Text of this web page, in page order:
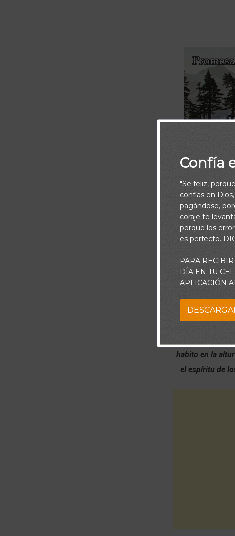
habito en la
el espíritu de
Confía
"Se feliz,
confías en
pagándose,
coraje te
porque los
es perfecto.
PARA
DÍA EN TU
APLICACIÓN